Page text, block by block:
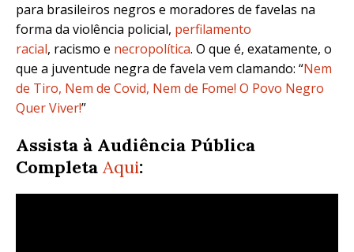
para brasileiros negros e moradores de favelas na
forma da violência policial, perfilamento
racial, racismo e necropolítica. O que é, exatamente, o
que a juventude negra de favela vem clamando: “Nem
de Tiro, Nem de Covid, Nem de Fome! O Povo Negro
Quer Viver!”
Assista à Audiência Pública
Completa Aqui: